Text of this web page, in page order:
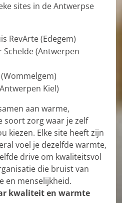
sites in de Antwerpse
RevArte (Edegem)
(Antwerpen
Kiel)
aan warme,
zorg waar je zelf
kiezen. Elke site heeft zijn
voel je dezelfde warmte,
drive om kwaliteitsvol
die bruist van
en menselijkheid.
kwaliteit en warmte